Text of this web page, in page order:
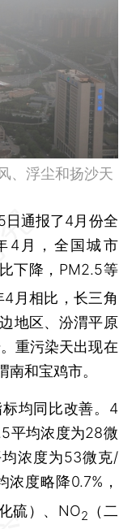
、浮尘和扬沙天
日通报了4月份全
4月，全国城市
下降，PM2.5等
月相比，长三角
地区、汾渭平原
重污染天出现在
和宝鸡市。
均同比改善。4
平均浓度为28微
浓度为53微克/
浓度略降0.7%，
硫）、NO2 （二